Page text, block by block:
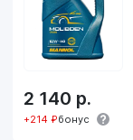
2 140 р.
+214 ₽бонус